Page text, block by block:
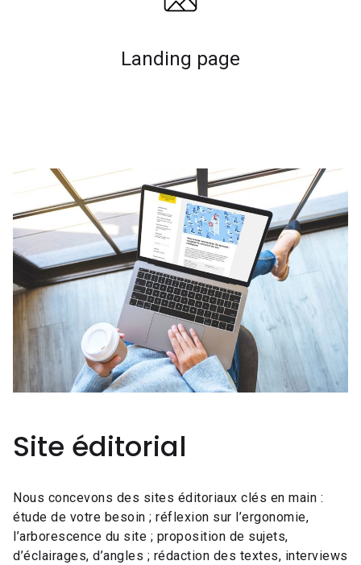
Landing page
Site éditorial
Nous concevons des sites éditoriaux clés en main :
étude de votre besoin ; réflexion sur l’ergonomie,
l’arborescence du site ; proposition de sujets,
d’éclairages, d’angles ; rédaction des textes, interviews